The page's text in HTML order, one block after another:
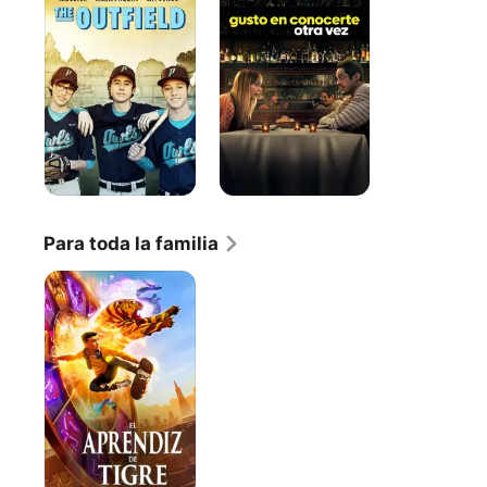
conocerte,
otra
vez
Para toda la familia
El
Aprendiz
Del
Tigre